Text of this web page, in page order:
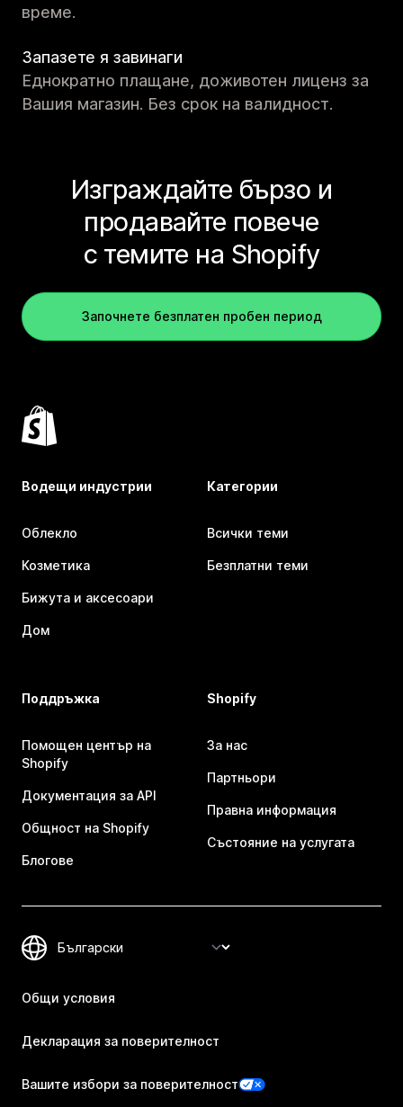
време.
Запазете я завинаги
Еднократно плащане, доживотен лиценз за
Вашия магазин. Без срок на валидност.
Изграждайте бързо и
продавайте повече
с темите на Shopify
Започнете безплатен пробен период
Водещи индустрии
Облекло
Козметика
Бижута и аксесоари
Дом
Категории
Всички теми
Безплатни теми
Поддръжка
Помощен център на
Shopify
Документация за API
Общност на Shopify
Блогове
Shopify
За нас
Партньори
Правна информация
Състояние на услугата
Общи условия
Декларация за поверителност
Вашите избори за поверителност